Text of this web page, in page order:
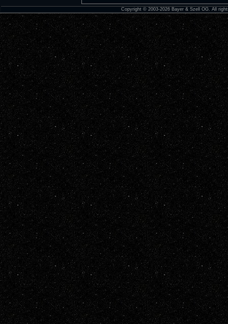
Copyright © 2003-2026 Bayer & Szell OG. All